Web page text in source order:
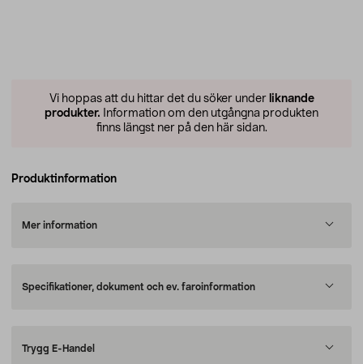
Vi hoppas att du hittar det du söker under liknande
produkter. Information om den utgångna produkten
finns längst ner på den här sidan.
Produktinformation
Mer information
Specifikationer, dokument och ev. faroinformation
Trygg E-Handel